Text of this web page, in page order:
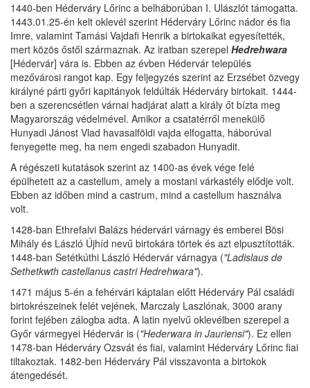
1440-ben Héderváry Lőrinc a belháborúban I. Ulászlót támogatta.
1443.01.25-én kelt oklevél szerint Héderváry Lőrinc nádor és fia
Imre, valamint Tamási Vajdafi Henrik a birtokaikat egyesítették,
mert közös őstől származnak. Az iratban szerepel Hedrehwara
[Hédervár] vára is. Ebben az évben Hédervár település
mezővárosi rangot kap. Egy feljegyzés szerint az Erzsébet özvegy
királyné párti győri kapitányok feldúlták Héderváry birtokait. 1444-
ben a szerencsétlen várnai hadjárat alatt a király őt bízta meg
Magyarország védelmével. Amikor a csatatérről menekülő
Hunyadi Jánost Vlad havasalföldi vajda elfogatta, háborúval
fenyegette meg, ha nem engedi szabadon Hunyadit.
A régészeti kutatások szerint az 1400-as évek vége felé
épülhetett az a castellum, amely a mostani várkastély elődje volt.
Ebben az időben mind a castrum, mind a castellum használva
volt.
1428-ban Ethrefalvi Balázs hédervári várnagy és emberei Bösi
Mihály és László Újhíd nevű birtokára törtek és azt elpusztították.
1448-ban Setétkúthi László Hédervár várnagya ("Ladislaus de
Sethetkwth castellanus castri Hedrehwara").
1471 május 5-én a fehérvári káptalan előtt Héderváry Pál családi
birtokrészeinek felét vejének, Marczaly Laszlónak, 3000 arany
forint fejében zálogba adta. A latin nyelvű oklevélben szerepel a
Győr vármegyei Hédervár is ("Hederwara in Jauriensi"). Ez ellen
1478-ban Héderváry Ozsvát és fiai, valamint Héderváry Lőrinc fiai
tiltakoztak. 1482-ben Héderváry Pál visszavonta a birtokok
átengedését.